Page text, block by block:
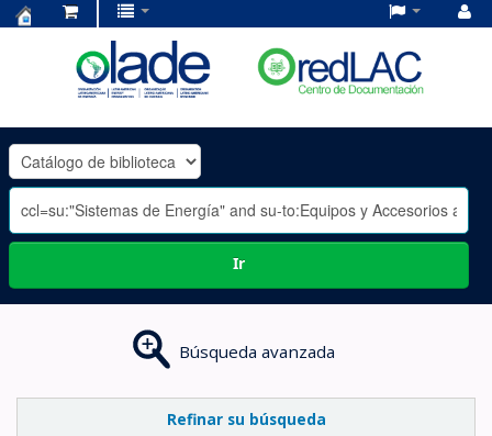
OLADE
-
Ir
Búsqueda avanzada
Refinar su búsqueda